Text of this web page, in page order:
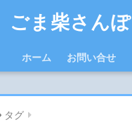
ごま柴さんぽ
ホーム お問い合せ
タグ